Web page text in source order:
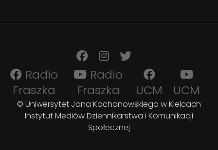
Radio
Fraszka
Radio
Fraszka UCM
UCM
© Uniwersytet Jana Kochanowskiego w Kielcach
Instytut Mediów Dziennikarstwa i Komunikacji
Społecznej